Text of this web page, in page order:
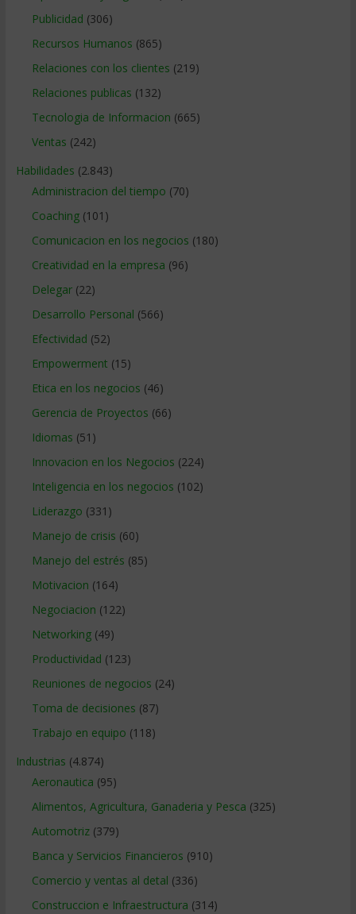
Publicidad (306)
Recursos Humanos (865)
Relaciones con los clientes (219)
Relaciones publicas (132)
Tecnologia de Informacion (665)
Ventas (242)
Habilidades (2.843)
Administracion del tiempo (70)
Coaching(101)
Comunicacion en los negocios (180)
Creatividad en la empresa (96)
Delegar(22)
Desarrollo Personal (566)
Efectividad (52)
Empowerment (15)
Etica en los negocios (46)
Gerencia de Proyectos (66)
Idiomas (51)
Innovacion en los Negocios (224)
Inteligencia en los negocios (102)
Liderazgo (331)
Manejo de crisis (60)
Manejo del estrés (85)
Motivacion (164)
Negociacion (122)
Networking(49)
Productividad (123)
Reuniones de negocios (24)
Toma de decisiones (87)
Trabajo en equipo (118)
Industrias (4.874)
Aeronautica (95)
Alimentos, Agricultura, Ganaderia y Pesca (325)
Automotriz(379)
Banca y Servicios Financieros (910)
Comercio y ventas al detal (336)
Construccion e Infraestructura (314)